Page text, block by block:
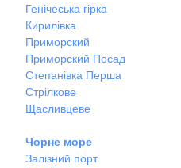
Генічеська гірка
Кирилівка
Приморский
Приморский Посад
Степанівка Перша
Стрілкове
Щасливцеве
Чорне море
Залізний порт